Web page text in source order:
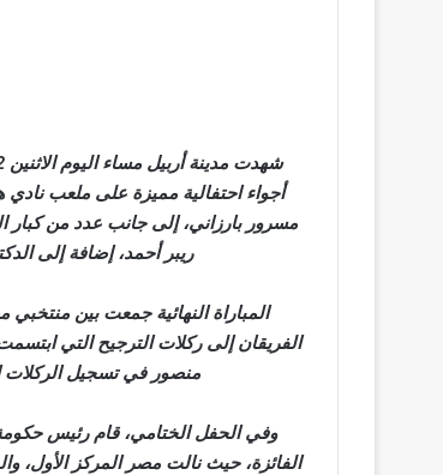
أجواء احتفالية مميزة على ملعب
مسرور بارزاني، إلى جانب عدد من كبار
ريبر أحمد، إضافة إلى
منصور في تسجيل الركلات
وفي الحفل الختامي، قام رئيس
الفائزة، حيث نالت مصر المركز الأول،